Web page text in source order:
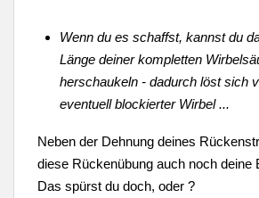
Wenn du es schaffst, kannst du
Länge deiner kompletten
herschaukeln - dadurch löst sich
eventuell blockierter Wirbel ...
Neben der Dehnung deines
diese Rückenübung auch noch deine
Das spürst du doch, oder ?